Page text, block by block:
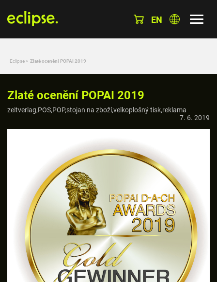
EN
Eclipse » Zlaté ocenění POPAI 2019
Zlaté ocenění POPAI 2019
zeitverlag,POS,POP,stojan na zboží,velkoplošný tisk,reklama
7. 6. 2019